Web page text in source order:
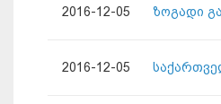
2016-12-05 ზოგადი
2016-12-05